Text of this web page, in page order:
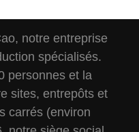
notre entreprise
spécialisés.
personnes et la
sites, entrepôts et
carrés (environ